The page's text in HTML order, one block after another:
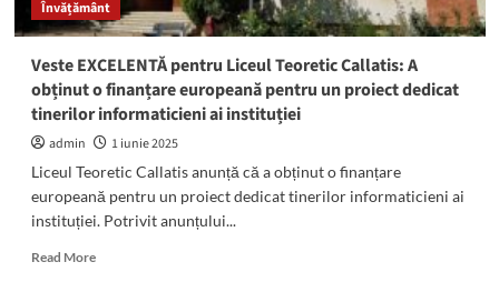
pentru
părinți
profesori:
„Pe
toți
vă
în
suflet
și
rog
Învățământ
Veste EXCELENTĂ pentru Liceul Teoretic Callatis: A
obținut o finanțare europeană pentru un proiect dedicat
tinerilor informaticieni ai instituției
admin
1 iunie 2025
Liceul Teoretic Callatis anunță că a obținut o finanțare
europeană pentru un proiect dedicat tinerilor informaticieni ai
instituției. Potrivit anunțului...
Read MoreRead